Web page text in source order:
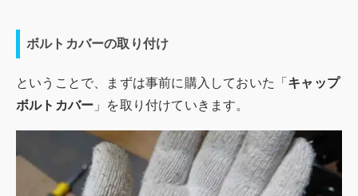
ボルトカバーの取り付け
ということで、まずは事前に購入しておいた「 キャップ
ボルトカバー 」を取り付けていきます。